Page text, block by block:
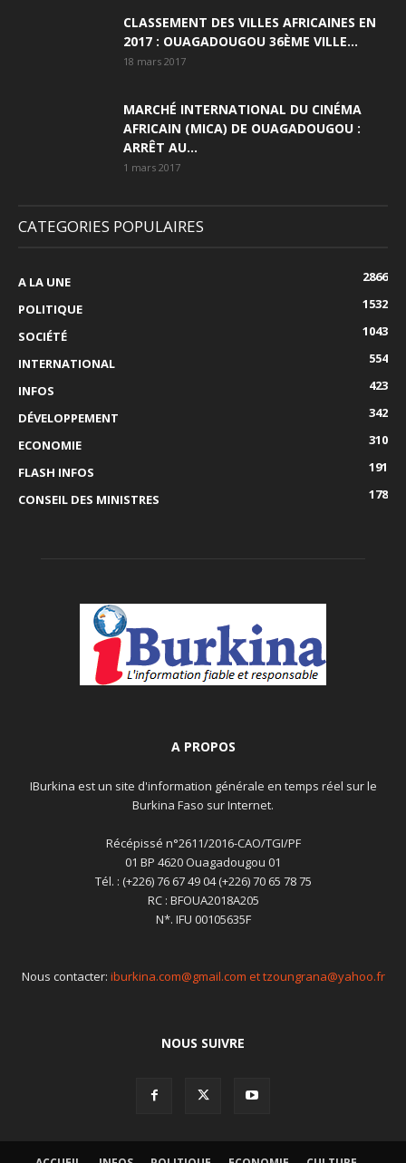
CLASSEMENT DES VILLES AFRICAINES EN
2017 : OUAGADOUGOU 36ÈME VILLE...
18 mars 2017
MARCHÉ INTERNATIONAL DU CINÉMA
AFRICAIN (MICA) DE OUAGADOUGOU :
ARRÊT AU...
1 mars 2017
CATEGORIES POPULAIRES
A LA UNE
2866
POLITIQUE
1532
SOCIÉTÉ
1043
INTERNATIONAL
554
INFOS
423
DÉVELOPPEMENT
342
ECONOMIE
310
FLASH INFOS
191
CONSEIL DES MINISTRES
178
A PROPOS
IBurkina est un site d'information générale en temps réel sur le
Burkina Faso sur Internet.
Récépissé n°2611/2016-CAO/TGI/PF
01 BP 4620 Ouagadougou 01
Tél. : (+226) 76 67 49 04 (+226) 70 65 78 75
RC : BFOUA2018A205
N*. IFU 00105635F
Nous contacter: iburkina.com@gmail.com et tzoungrana@yahoo.fr
NOUS SUIVRE